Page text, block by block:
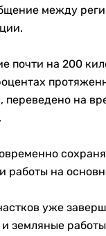
между
почти на 200
переведено на
работы на
уже
и земляные